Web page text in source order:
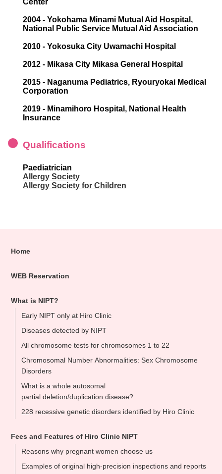
Center
2004 - Yokohama Minami Mutual Aid Hospital,
National Public Service Mutual Aid Association
2010 - Yokosuka City Uwamachi Hospital
2012 - Mikasa City Mikasa General Hospital
2015 - Naganuma Pediatrics, Ryouryokai Medical
Corporation
2019 - Minamihoro Hospital, National Health
Insurance
Qualifications
Paediatrician
Allergy Society
Allergy Society for Children
Home
WEB Reservation
What is NIPT?
Early NIPT only at Hiro Clinic
Diseases detected by NIPT
All chromosome tests for chromosomes 1 to 22
Chromosomal Number Abnormalities: Sex Chromosome
Disorders
What is a whole autosomal
partial deletion/duplication disease?
228 recessive genetic disorders identified by Hiro Clinic
Fees and Features of Hiro Clinic NIPT
Reasons why pregnant women choose us
Examples of original high-precision inspections and reports